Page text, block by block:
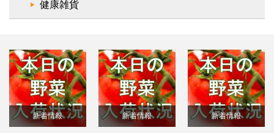
健康雑貨
新着情報 新着情報 新着情報